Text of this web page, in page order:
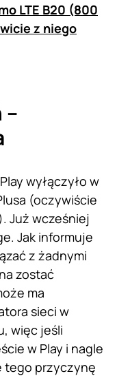
LTE B20 (800
z niego
–
wyłączyło w
(oczywiście
Już wcześniej
Jak informuje
z żadnymi
zostać
ma
sieci w
więc jeśli
w Play i nagle
tego przyczynę